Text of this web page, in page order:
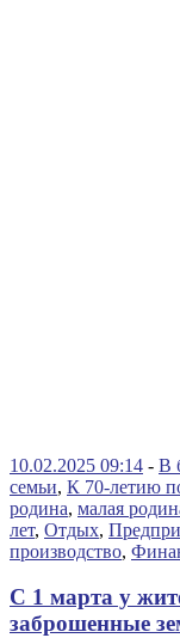
10.02.2025 09:14 - В
семьи, К 70-летию
родина, малая
лет, Отдых,
производство,
С 1 марта у
заброшенные